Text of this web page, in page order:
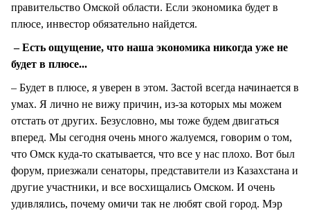
правительство Омской области. Если экономика будет в
плюсе, инвестор обязательно найдется.
– Есть ощущение, что наша экономика никогда уже не
будет в плюсе...
– Будет в плюсе, я уверен в этом. Застой всегда начинается в
умах. Я лично не вижу причин, из-за которых мы можем
отстать от других. Безусловно, мы тоже будем двигаться
вперед. Мы сегодня очень много жалуемся, говорим о том,
что Омск куда-то скатывается, что все у нас плохо. Вот был
форум, приезжали сенаторы, представители из Казахстана и
другие участники, и все восхищались Омском. И очень
удивлялись, почему омичи так не любят свой город. Мэр